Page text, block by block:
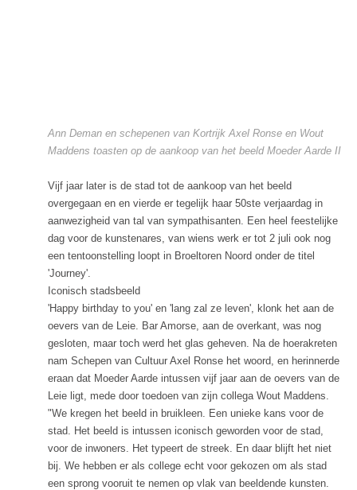
Ann Deman en schepenen van Kortrijk Axel Ronse en Wout
Maddens toasten op de aankoop van het beeld Moeder Aarde II
Vijf jaar later is de stad tot de aankoop van het beeld
overgegaan en en vierde er tegelijk haar 50ste verjaardag in
aanwezigheid van tal van sympathisanten. Een heel feestelijke
dag voor de kunstenares, van wiens werk er tot 2 juli ook nog
een tentoonstelling loopt in Broeltoren Noord onder de titel
'Journey'.
Iconisch stadsbeeld
'Happy birthday to you' en 'lang zal ze leven', klonk het aan de
oevers van de Leie. Bar Amorse, aan de overkant, was nog
gesloten, maar toch werd het glas geheven. Na de hoerakreten
nam Schepen van Cultuur Axel Ronse het woord, en herinnerde
eraan dat Moeder Aarde intussen vijf jaar aan de oevers van de
Leie ligt, mede door toedoen van zijn collega Wout Maddens.
"We kregen het beeld in bruikleen. Een unieke kans voor de
stad. Het beeld is intussen iconisch geworden voor de stad,
voor de inwoners. Het typeert de streek. En daar blijft het niet
bij. We hebben er als college echt voor gekozen om als stad
een sprong vooruit te nemen op vlak van beeldende kunsten.